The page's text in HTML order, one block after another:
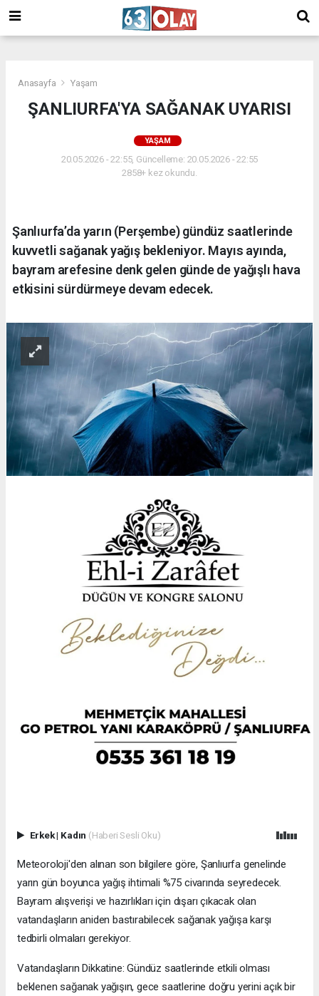
Anasayfa Yaşam
ŞANLIURFA'YA SAĞANAK UYARISI
YAŞAM
20.05.2026 - 22:55, Güncelleme: 20.05.2026 - 22:55
2858+ kez okundu.
Şanlıurfa’da yarın (Perşembe) gündüz saatlerinde
kuvvetli sağanak yağış bekleniyor. Mayıs ayında,
bayram arefesine denk gelen günde de yağışlı hava
etkisini sürdürmeye devam edecek.
Erkek| Kadın (Haberi Sesli Oku)
Meteoroloji'den alınan son bilgilere göre, Şanlıurfa genelinde
yarın gün boyunca yağış ihtimali %75 civarında seyredecek.
Bayram alışverişi ve hazırlıkları için dışarı çıkacak olan
vatandaşların aniden bastırabilecek sağanak yağışa karşı
tedbirli olmaları gerekiyor.
Vatandaşların Dikkatine: Gündüz saatlerinde etkili olması
beklenen sağanak yağışın, gece saatlerine doğru yerini açık bir